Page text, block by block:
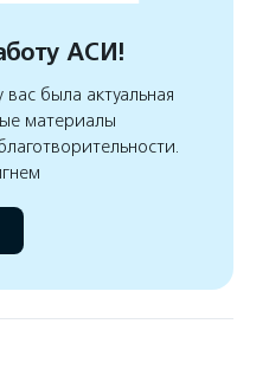
АСИ!
была актуальная
материалы